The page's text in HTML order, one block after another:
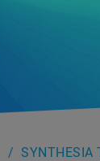
SYNTHESIA